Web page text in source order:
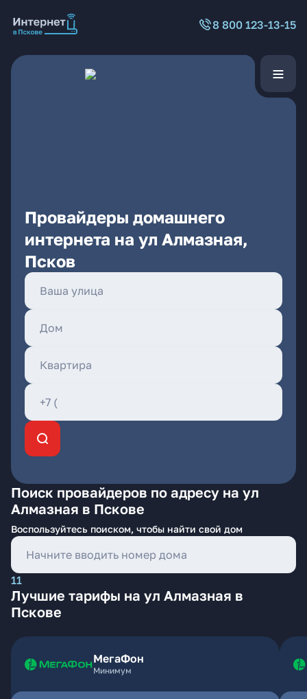
8 800 123-13-15
Провайдеры домашнего
интернета на ул Алмазная,
Псков
Поиск провайдеров по адресу на ул
Алмазная в Пскове
Воспользуйтесь поиском, чтобы найти свой дом
11
Лучшие тарифы на ул Алмазная в
Пскове
МегаФон
Минимум